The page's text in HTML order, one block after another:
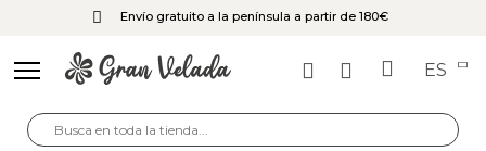
Envío gratuito a la península a partir de 180€
ES